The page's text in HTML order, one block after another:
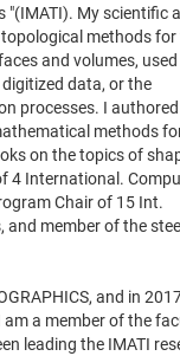
"(IMATI). My scientific
methods for
and volumes, used
data, or the
processes. I
methods
on the topics of
4 International.
Chair of 15 Int.
and member of the
and in
a member of the
leading the IMATI